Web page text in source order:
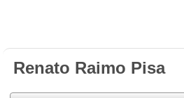
Renato Raimo Pisa